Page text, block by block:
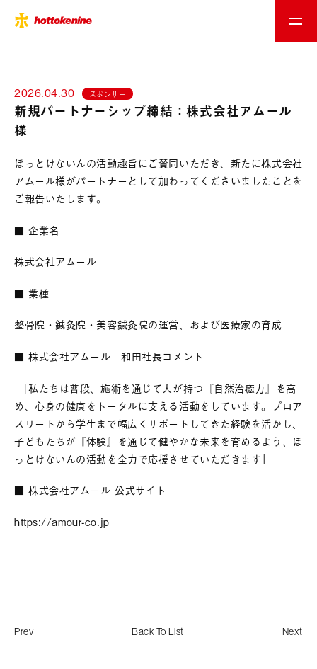
2026.04.30 スポンサー
新規パートナーシップ締結：株式会社アムール
様
ほっとけないんの活動趣旨にご賛同いただき、新たに株式会社
アムール様がパートナーとして加わってくださいましたことを
ご報告いたします。
■ 企業名
株式会社アムール
■ 業種
整骨院・鍼灸院・美容鍼灸院の運営、および医療家の育成
■ 株式会社アムール 和田社長コメント
「私たちは普段、施術を通じて人が持つ『自然治癒力』を高
め、心身の健康をトータルに支える活動をしています。プロア
スリートから学生まで幅広くサポートしてきた経験を活かし、
子どもたちが『体験』を通じて健やかな未来を育めるよう、ほ
っとけないんの活動を全力で応援させていただきます」
■ 株式会社アムール 公式サイト
https://amour-co.jp
Prev Back To List Next